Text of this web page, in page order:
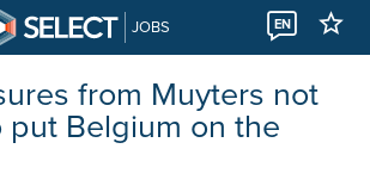
JOBS EN
from Muyters not
put Belgium on the